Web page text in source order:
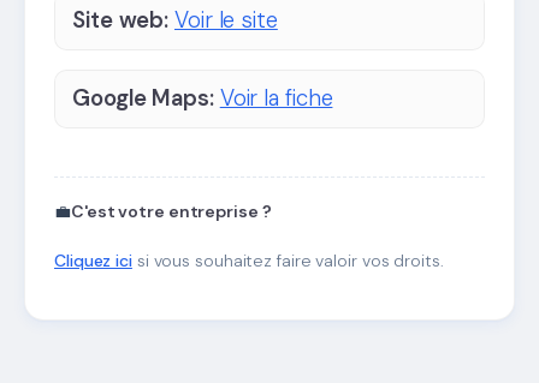
Site web: Voir le site
Google Maps: Voir la fiche
💼C'est votre entreprise ?
Cliquez icisi vous souhaitez faire valoir vos droits.